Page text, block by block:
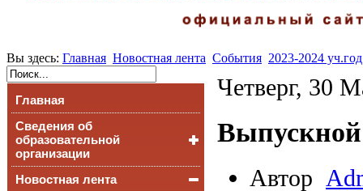
Вы здесь: Главная Новостная лента События 2023-2024 уч.год
Главная
Сведения об
образовательной
организации
Основные сведения
Новостная лента
Четверг, 30
Выпускной
Автор